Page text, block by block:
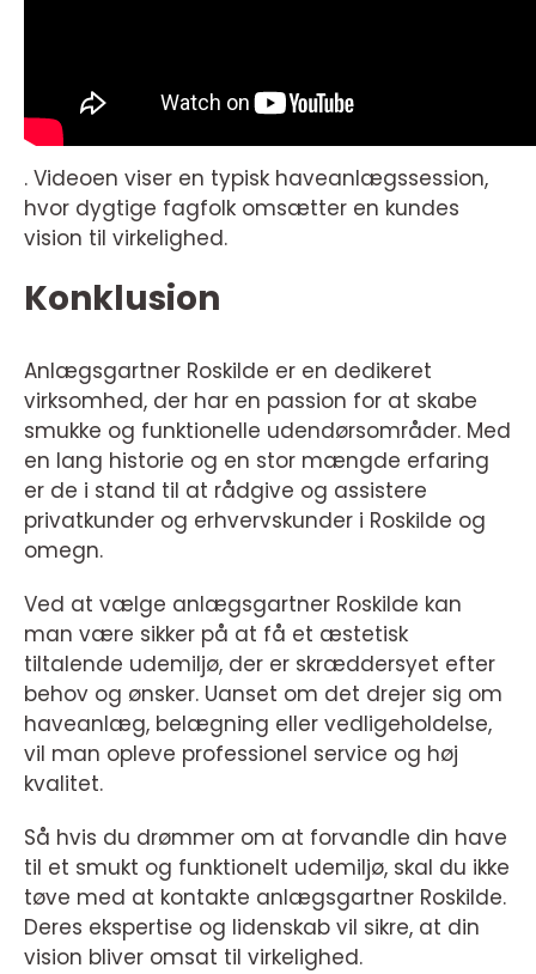
. Videoen viser en typisk haveanlægssession,
hvor dygtige fagfolk omsætter en kundes
vision til virkelighed.
Konklusion
Anlægsgartner Roskilde er en dedikeret
virksomhed, der har en passion for at skabe
smukke og funktionelle udendørsområder. Med
en lang historie og en stor mængde erfaring
er de i stand til at rådgive og assistere
privatkunder og erhvervskunder i Roskilde og
omegn.
Ved at vælge anlægsgartner Roskilde kan
man være sikker på at få et æstetisk
tiltalende udemiljø, der er skræddersyet efter
behov og ønsker. Uanset om det drejer sig om
haveanlæg, belægning eller vedligeholdelse,
vil man opleve professionel service og høj
kvalitet.
Så hvis du drømmer om at forvandle din have
til et smukt og funktionelt udemiljø, skal du ikke
tøve med at kontakte anlægsgartner Roskilde.
Deres ekspertise og lidenskab vil sikre, at din
vision bliver omsat til virkelighed.